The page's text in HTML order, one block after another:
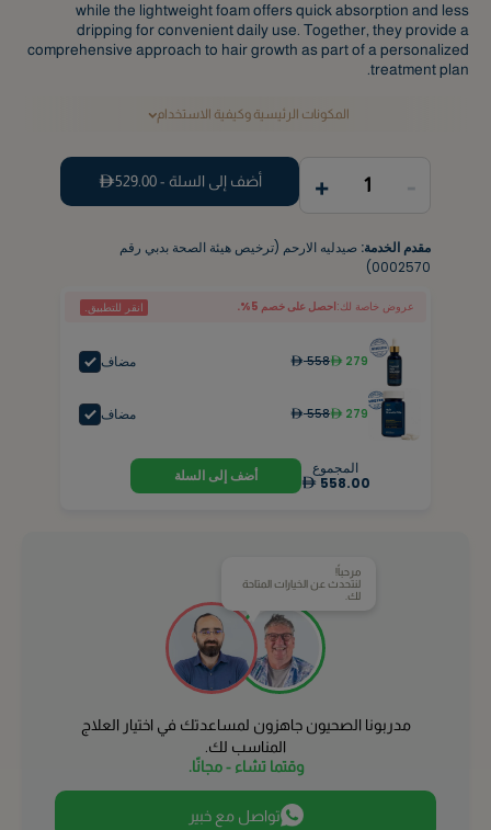
while the lightweight foam offers quick absorption and less
dripping for convenient daily use. Together, they provide a
comprehensive approach to hair growth as part of a personalized
treatment plan.
المكونات الرئيسية وكيفية الاستخدام
-
1
+ أضف إلى السلة -529.00
مقدم الخدمة: صيدليه الارحم (ترخيص هيئة الصحة بدبي رقم
0002570)
عروض خاصة لك:احصل على خصم 5%. انقر للتطبيق.
279
558 مضاف
279
558 مضاف
المجموع
558.00
أضف إلى السلة
مرحباً!
لنتحدث عن الخيارات المتاحة
لك.
مدربونا الصحيون جاهزون لمساعدتك في اختيار العلاج
المناسب لك.
وقتما تشاء - مجانًا.
تواصل مع خبير